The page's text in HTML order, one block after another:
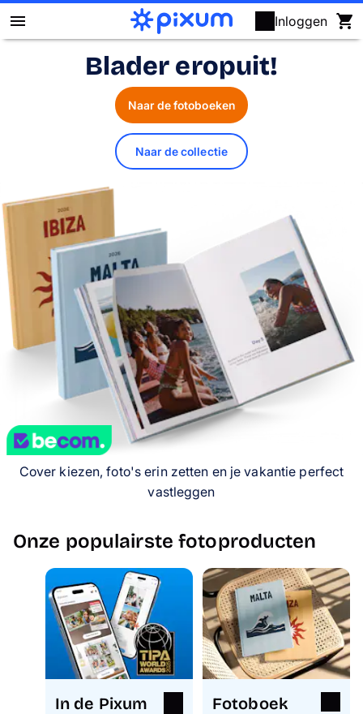
Inloggen
Fotoboek maken
Posters & wanddecoratie
Kalenders
Fotocadeaus
Kaarten
Fotopuzzels
Service
Blader eropuit!
Cover kiezen, foto's erin zetten en je vakantie perfect
vastleggen
Naar de fotoboeken
Naar de collectie
Onze populairste fotoproducten
In de Pixum
Fotoboek